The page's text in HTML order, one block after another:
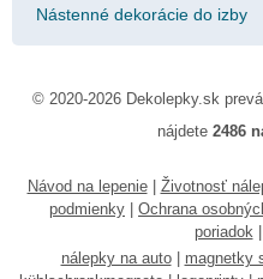
Nástenné dekorácie do izby
© 2020-2026 Dekolepky.sk
nájdete 2486
Návod na lepenie| Životnosť
podmienky
Ochrana
poriadok|
nálepky na auto| magnetky